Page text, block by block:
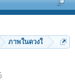
ภาพในดวงใ